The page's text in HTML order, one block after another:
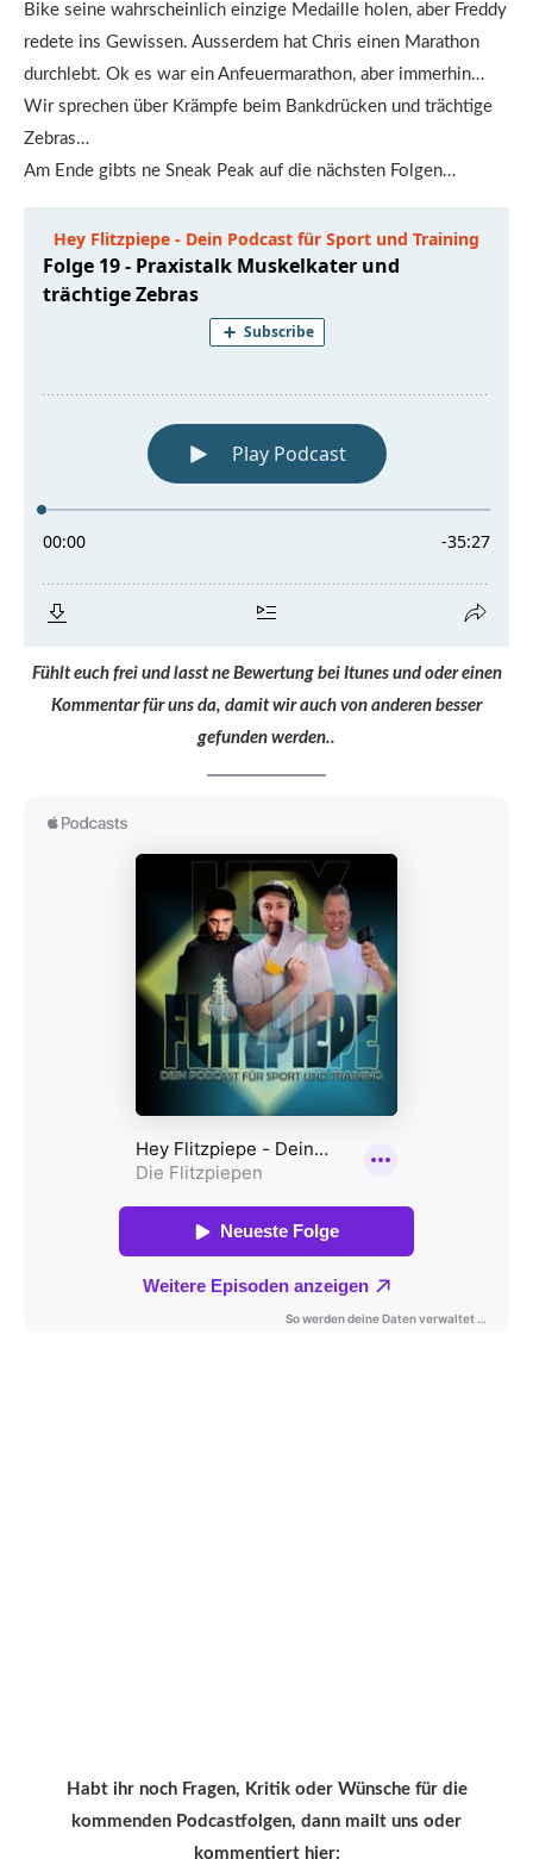
Bike seine wahrscheinlich einzige Medaille holen, aber Freddy
redete ins Gewissen. Ausserdem hat Chris einen Marathon
durchlebt. Ok es war ein Anfeuermarathon, aber immerhin…
Wir sprechen über Krämpfe beim Bankdrücken und trächtige
Zebras…
Am Ende gibts ne Sneak Peak auf die nächsten Folgen…
Fühlt euch frei und lasst ne Bewertung bei Itunes und oder einen
Kommentar für uns da, damit wir auch von anderen besser
gefunden werden..
Habt ihr noch Fragen, Kritik oder Wünsche für die
kommenden Podcastfolgen, dann mailt uns oder
kommentiert hier: